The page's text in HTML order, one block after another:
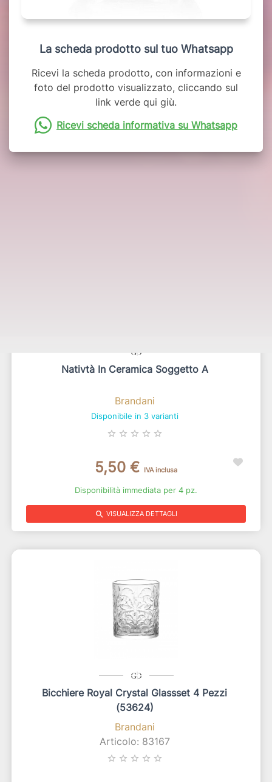
La scheda prodotto sul tuo Whatsapp
Ricevi la scheda prodotto, con informazioni e
foto del prodotto visualizzato, cliccando sul
link verde qui giù.
Ricevi scheda informativa su Whatsapp
Nativtà In Ceramica Soggetto A
Brandani
Disponibile in 3 varianti
star_border star_border star_border star_border star_border
5,50 € IVA inclusa
Disponibilità immediata per 4 pz.
search VISUALIZZA DETTAGLI
Bicchiere Royal Crystal Glassset 4 Pezzi
(53624)
Brandani
Articolo: 83167
star_border star_border star_border star_border star_border